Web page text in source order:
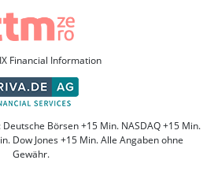
Financial Information
Börsen +15 Min. NASDAQ +15 Min.
Dow Jones +15 Min. Alle Angaben ohne
Gewähr.